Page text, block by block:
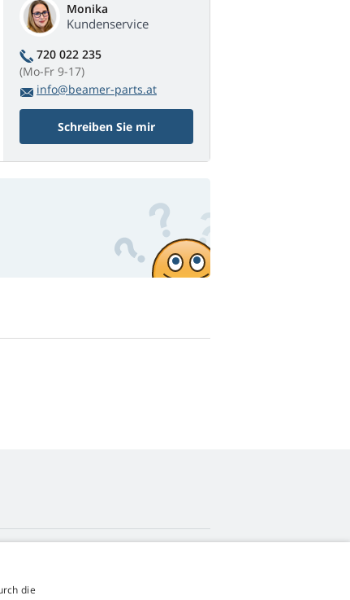
Monika
Kundenservice
720 022 235
(Mo-Fr 9-17)
info@beamer-parts.at
Schreiben Sie mir
die